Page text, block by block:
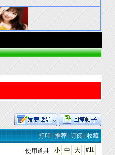
打印
推荐| 订阅 收藏
#11
大
中
小
使用道具